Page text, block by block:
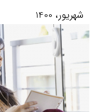
شهریور، 1400